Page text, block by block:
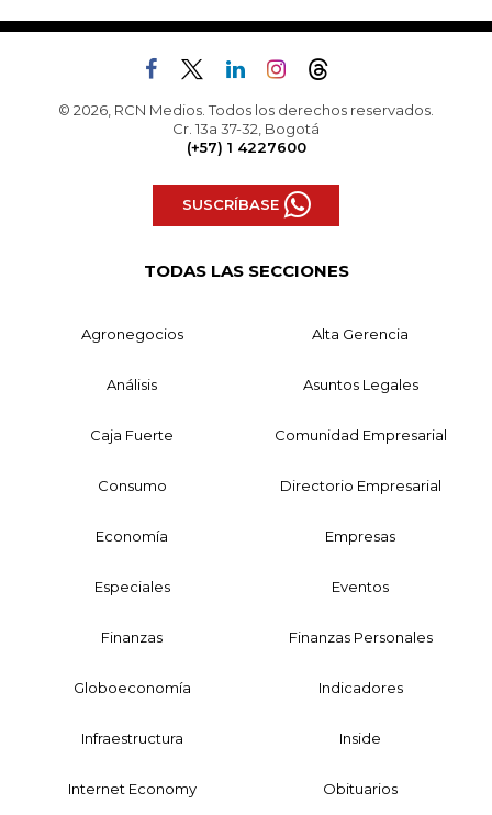
© 2026, RCN Medios. Todos los derechos reservados.
Cr. 13a 37-32, Bogotá
(+57) 1 4227600
SUSCRÍBASE
TODAS LAS SECCIONES
Agronegocios Alta Gerencia
Análisis Asuntos Legales
Caja Fuerte Comunidad Empresarial
Consumo Directorio Empresarial
Economía Empresas
Especiales Eventos
Finanzas Finanzas Personales
Globoeconomía Indicadores
Infraestructura Inside
Internet Economy Obituarios